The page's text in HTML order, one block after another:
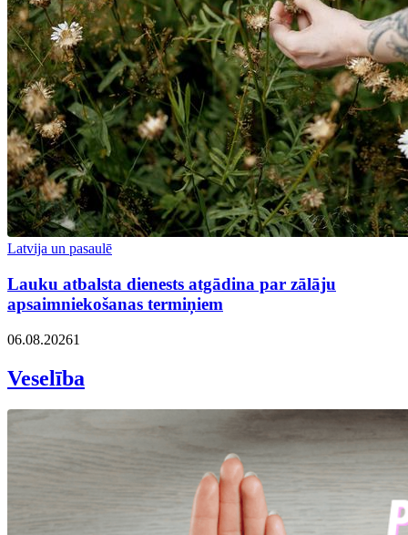
Latvija un pasaulē
Lauku atbalsta dienests atgādina par zālāju
apsaimniekošanas termiņiem
06.08.20261
Veselība